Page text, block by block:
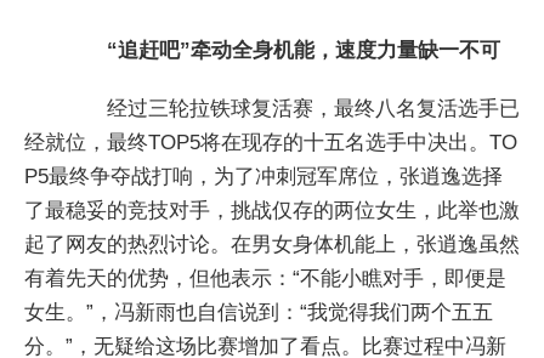
“追赶吧”牵动全身机能，速度力量缺一不可
经过三轮拉铁球复活赛，最终八名复活选手已
经就位，最终TOP5将在现存的十五名选手中决出。TO
P5最终争夺战打响，为了冲刺冠军席位，张逍逸选择
了最稳妥的竞技对手，挑战仅存的两位女生，此举也激
起了网友的热烈讨论。在男女身体机能上，张逍逸虽然
有着先天的优势，但他表示：“不能小瞧对手，即便是
女生。”，冯新雨也自信说到：“我觉得我们两个五五
分。”，无疑给这场比赛增加了看点。比赛过程中冯新